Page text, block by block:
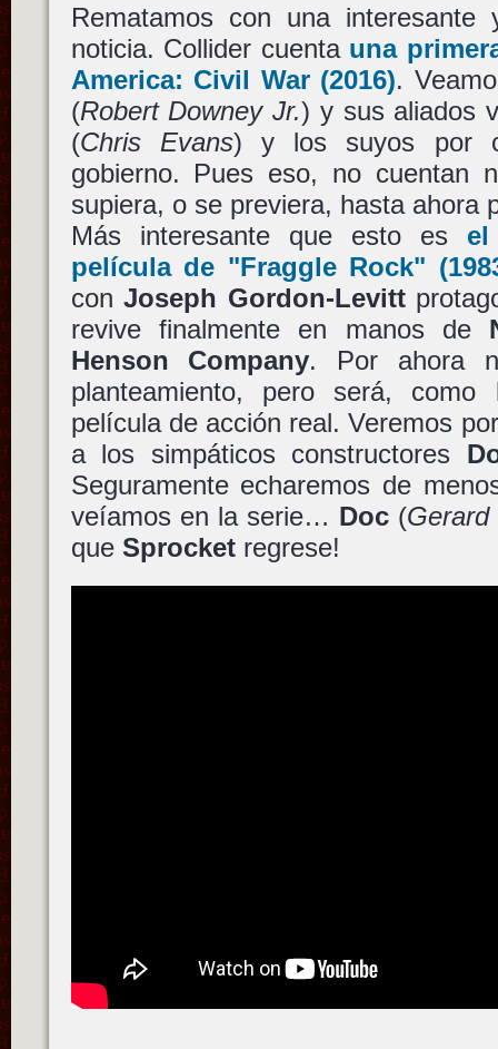
Rematamos con una interesante
noticia. Collider cuenta una
America: Civil War(2016).
(Robert Downey Jr.) y sus aliados
(Chris Evans) y los suyos por
gobierno. Pues eso, no cuentan
supiera, o se previera, hasta ahora
Más interesante que esto es
película de "Fraggle Rock"
conJoseph Gordon-Levitt
revive finalmente en manos de
Henson Company. Por ahora
planteamiento, pero será,
película de acción real. Veremos
a los simpáticos constructores
Seguramente echaremos de
veíamos en la serie… Doc(Gerard
que Sprocketregrese!